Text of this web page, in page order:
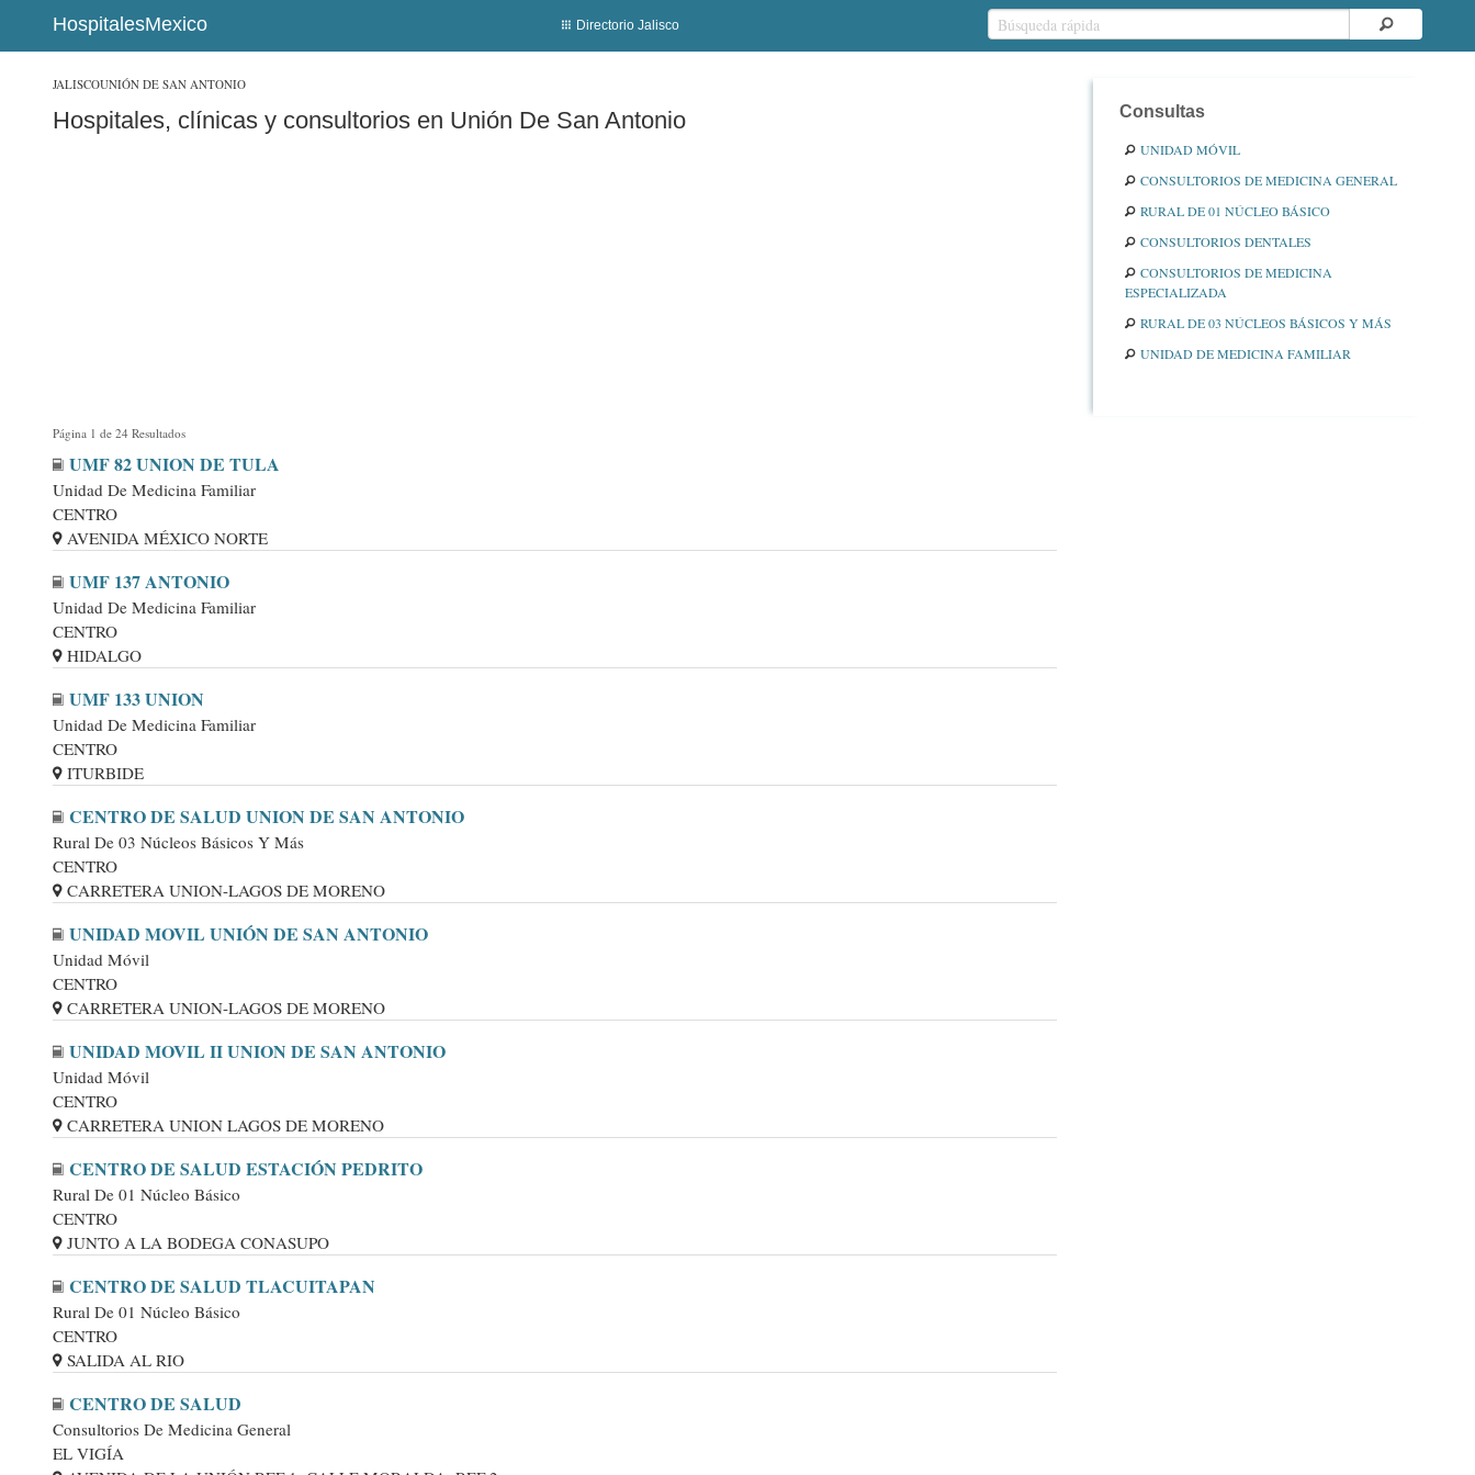
HospitalesMexico Directorio Jalisco
JALISCOUNIÓN DE SAN ANTONIO
Hospitales, clínicas y consultorios en Unión De San Antonio
Página 1 de 24 Resultados
UMF 82 UNION DE TULA
Unidad De Medicina Familiar
CENTRO
AVENIDA MÉXICO NORTE
UMF 137 ANTONIO
Unidad De Medicina Familiar
CENTRO
HIDALGO
UMF 133 UNION
Unidad De Medicina Familiar
CENTRO
ITURBIDE
CENTRO DE SALUD UNION DE SAN ANTONIO
Rural De 03 Núcleos Básicos Y Más
CENTRO
CARRETERA UNION-LAGOS DE MORENO
UNIDAD MOVIL UNIÓN DE SAN ANTONIO
Unidad Móvil
CENTRO
CARRETERA UNION-LAGOS DE MORENO
UNIDAD MOVIL II UNION DE SAN ANTONIO
Unidad Móvil
CENTRO
CARRETERA UNION LAGOS DE MORENO
CENTRO DE SALUD ESTACIÓN PEDRITO
Rural De 01 Núcleo Básico
CENTRO
JUNTO A LA BODEGA CONASUPO
CENTRO DE SALUD TLACUITAPAN
Rural De 01 Núcleo Básico
CENTRO
SALIDA AL RIO
CENTRO DE SALUD
Consultorios De Medicina General
EL VIGÍA
Consultas
UNIDAD MÓVIL
CONSULTORIOS DE MEDICINA GENERAL
RURAL DE 01 NÚCLEO BÁSICO
CONSULTORIOS DENTALES
CONSULTORIOS DE MEDICINA
ESPECIALIZADA
RURAL DE 03 NÚCLEOS BÁSICOS Y MÁS
UNIDAD DE MEDICINA FAMILIAR